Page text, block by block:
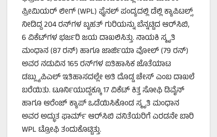
ಪ್ರೀಮಿಯರ್ ಲೀಗ್ (WPL) ಫೈನಲ್ ಪಂದ್ಯದಲ್ಲಿ ಡೆಲ್ಲಿ ಕ್ಯಾಪಿಟಲ್ಸ್
ನೀಡಿದ್ದ 204 ರನ್‌ಗಳ ಬೃಹತ್ ಗುರಿಯನ್ನು ಬೆನ್ನಟ್ಟಿದ ಆರ್‌ಸಿಬಿ,
6 ವಿಕೆಟ್‌ಗಳ ಭರ್ಜರಿ ಜಯ ದಾಖಲಿಸಿತ್ತು. ನಾಯಕಿ ಸ್ಮೃತಿ
ಮಂಧಾನ (87 ರನ್) ಹಾಗೂ ಜಾರ್ಜಿಯಾ ವೋಲ್ (79 ರನ್)
ಅವರ ನಡುವಿನ 165 ರನ್‌ಗಳ ಐತಿಹಾಸಿಕ ಜೊತೆಯಾಟ
ಡಬ್ಲ್ಯುಪಿಎಲ್ ಇತಿಹಾಸದಲ್ಲೇ ಅತಿ ದೊಡ್ಡ ಚೇಸ್ ಎಂಬ ದಾಖಲೆ
ಬರೆಯಿತು. ಟೂರ್ನಿಯುದ್ದಕ್ಕೂ 17 ವಿಕೆಟ್ ಕಿತ್ತ ಸೋಫಿ ಡಿವೈನ್
ಹಾಗೂ ಆರೆಂಜ್ ಕ್ಯಾಪ್ ಒಡೆಯಿಸಿಕೊಂಡ ಸ್ಮೃತಿ ಮಂಧಾನ
ಅವರ ಅದ್ಭುತ ಫಾರ್ಮ್ ಆರ್‌ಸಿಬಿ ವನಿತೆಯರಿಗೆ ಎರಡನೇ ಬಾರಿ
WPL ಟ್ರೋಫಿ ತಂದುಕೊಟ್ಟಿತ್ತು.